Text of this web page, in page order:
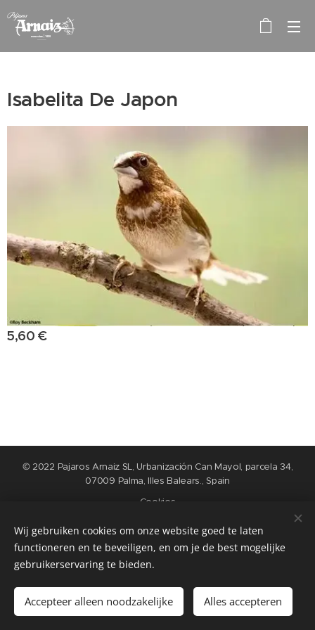
Isabelita De Japon
5,60 €
Toevoegen aan de winkelwagen
© 2022 Pajaros Arnaiz SL, Urbanización Can Mayol, parcela 34,
07009 Palma, Illes Balears., Spain
Cookies
Talen
Nederlands
English Español Français
Wij gebruiken cookies om onze website goed te laten
functioneren en te beveiligen, en om je de best mogelijke
gebruikerservaring te bieden.
Accepteer alleen noodzakelijke Alles accepteren